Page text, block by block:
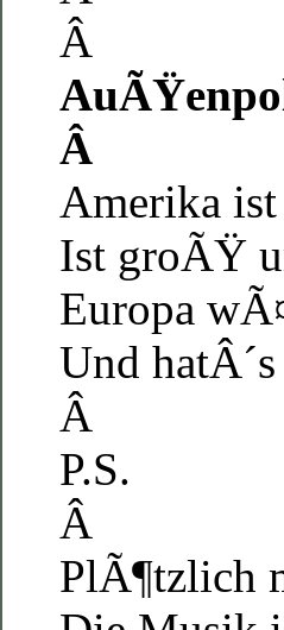
Â
Â
Amerika
Ist groÃŸ
Europa
Und
Â
P.S.
Â
PlÃ¶tzlich